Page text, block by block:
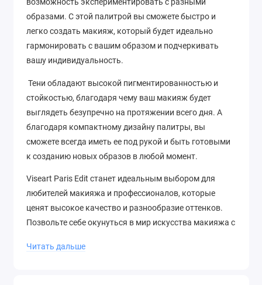
возможность экспериментировать с разными
образами. С этой палитрой вы сможете быстро и
легко создать макияж, который будет идеально
гармонировать с вашим образом и подчеркивать
вашу индивидуальность.
Тени обладают высокой пигментированностью и
стойкостью, благодаря чему ваш макияж будет
выглядеть безупречно на протяжении всего дня. А
благодаря компактному дизайну палитры, вы
сможете всегда иметь ее под рукой и быть готовыми
к созданию новых образов в любой момент.
Viseart Paris Edit станет идеальным выбором для
любителей макияжа и профессионалов, которые
ценят высокое качество и разнообразие оттенков.
Позвольте себе окунуться в мир искусства макияжа с
любого мероприятия!
Читать дальше